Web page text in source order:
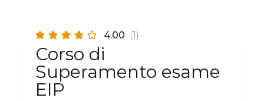
4.00 (1)
Corso di
Superamento esame
EIP